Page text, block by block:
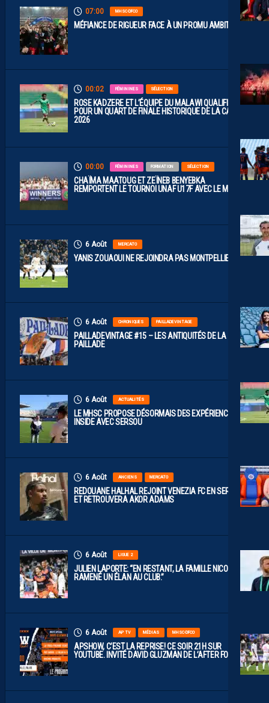
07:00 MHSC-DFCO
MÉFIANCE DE RIGUEUR FACE À UN PROMU AMBITIEUX
00:02 FÉMININES SÉLECTION
ROSE KADZERE ET L’ÉQUIPE DU MALAWI QUALIFIÉES
POUR UN QUART DE FINALE HISTORIQUE DE LA CAN
2026
00:00 FÉMININES FORMATION SÉLECTION
CHAÏMA MAATOUG ET ZEÏNEB BENYEBKA
REMPORTENT LE TOURNOI UNAF U17F AVEC LE MAROC
6 Août MERCATO
YANIS ZOUAOUI NE REJOINDRA PAS MONTPELLIER…
6 Août CHRONIQUES PAILLADEVINTAGE
PAILLADEVINTAGE #15 – LES ANTIQUITÉS DE LA
PAILLADE
6 Août ACTUALITÉS
LE MHSC PROPOSE DÉSORMAIS DES EXPÉRIENCES
INSIDE AVEC SERSOU
6 Août ANCIENS MERCATO
REDOUANE HALHAL REJOINT VENEZIA FC EN SERIE A
ET RETROUVERA AKOR ADAMS
6 Août LIGUE 2
JULIEN LAPORTE: “EN RESTANT, LA FAMILLE NICOLLIN A
RAMENÉ UN ÉLAN AU CLUB.”
6 Août AP TV MÉDIAS MHSC-DFCO
APSHOW, C’EST LA REPRISE! CE SOIR 21H SUR
YOUTUBE. INVITÉ DAVID GLUZMAN DE L’AFTER FOOT.